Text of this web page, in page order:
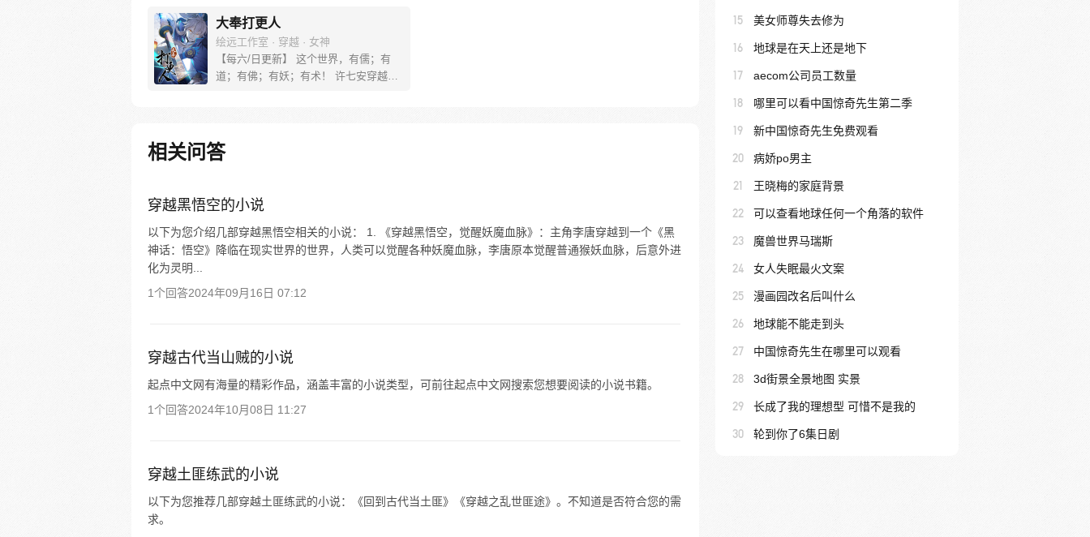
大奉打更人
绘远工作室 · 穿越 · 女神
【每六/日更新】 这个世界，有儒；有
道；有佛；有妖；有术！ 许七安穿越醒
果…… 改编自阅文集团作者卖报小郎君
同名小说 QQ群号：799493374
相关问答
穿越黑悟空的小说
以下为您介绍几部穿越黑悟空相关的小说： 1. 《穿越黑悟空，觉醒妖魔血脉》：主角李唐穿越到一个《黑
神话：悟空》降临在现实世界的世界，人类可以觉醒各种妖魔血脉，李唐原本觉醒普通猴妖血脉，后意外进
化为灵明...
1个回答2024年09月16日 07:12
穿越古代当山贼的小说
起点中文网有海量的精彩作品，涵盖丰富的小说类型，可前往起点中文网搜索您想要阅读的小说书籍。
1个回答2024年10月08日 11:27
穿越土匪练武的小说
以下为您推荐几部穿越土匪练武的小说：《回到古代当土匪》《穿越之乱世匪途》。不知道是否符合您的需
求。
15 美女师尊失去修为
16 地球是在天上还是地下
17 aecom公司员工数量
18 哪里可以看中国惊奇先生第二季
19 新中国惊奇先生免费观看
20 病娇po男主
21 王晓梅的家庭背景
22 可以查看地球任何一个角落的软件
23 魔兽世界马瑞斯
24 女人失眠最火文案
25 漫画园改名后叫什么
26 地球能不能走到头
27 中国惊奇先生在哪里可以观看
28 3d街景全景地图 实景
29 长成了我的理想型 可惜不是我的
30 轮到你了6集日剧